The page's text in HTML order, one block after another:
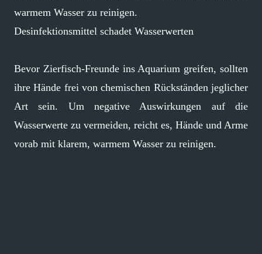
warmem Wasser zu reinigen.
Desinfektionsmittel schadet Wasserwerten
Bevor Zierfisch-Freunde ins Aquarium greifen, sollten
ihre Hände frei von chemischen Rückständen jeglicher
Art sein. Um negative Auswirkungen auf die
Wasserwerte zu vermeiden, reicht es, Hände und Arme
vorab mit klarem, warmem Wasser zu reinigen.